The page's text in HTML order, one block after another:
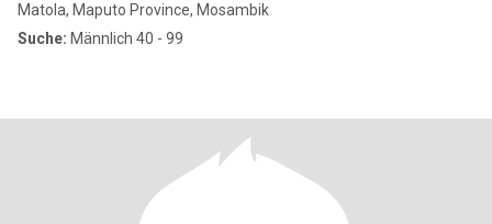
Matola, Maputo Province, Mosambik
Suche: Männlich 40 - 99